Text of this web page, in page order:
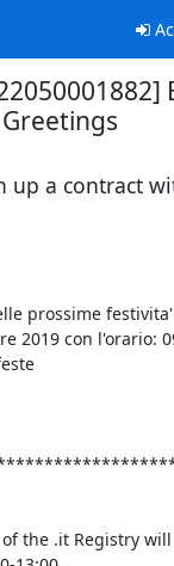
up a contract
prossime
2019 con l'orario:
the .it Registry